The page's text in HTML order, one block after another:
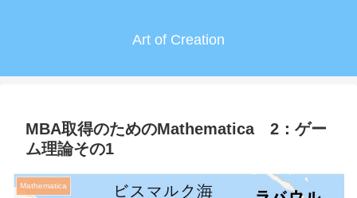
Art of Creation
MBA取得のためのMathematica 2：ゲー
ム理論その1
Mathematica